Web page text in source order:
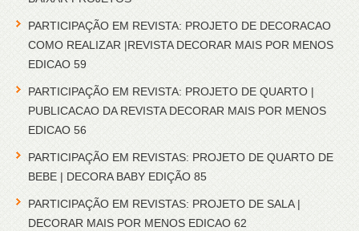
PARTICIPAÇÃO EM REVISTA: PROJETO DE DECORACAO
COMO REALIZAR |REVISTA DECORAR MAIS POR MENOS
EDICAO 59
PARTICIPAÇÃO EM REVISTA: PROJETO DE QUARTO |
PUBLICACAO DA REVISTA DECORAR MAIS POR MENOS
EDICAO 56
PARTICIPAÇÃO EM REVISTAS: PROJETO DE QUARTO DE
BEBE | DECORA BABY EDIÇÃO 85
PARTICIPAÇÃO EM REVISTAS: PROJETO DE SALA |
DECORAR MAIS POR MENOS EDICAO 62